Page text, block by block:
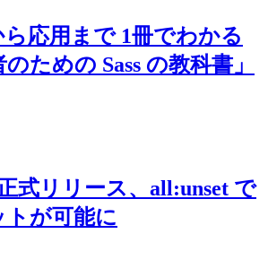
ら応用まで 1冊でわかる
のための Sass の教科書」
式リリース、all:unset で
トが可能に